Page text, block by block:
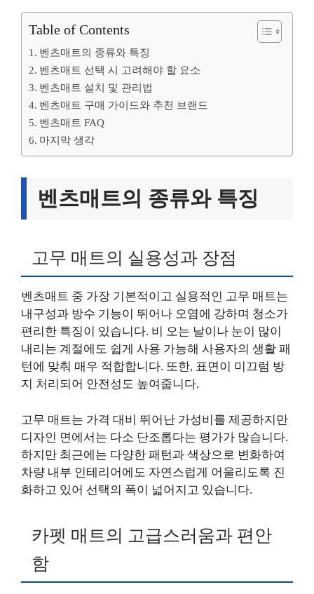
Table of Contents
벤츠매트의 종류와 특징
벤츠매트 선택 시 고려해야 할 요소
벤츠매트 설치 및 관리법
벤츠매트 구매 가이드와 추천 브랜드
벤츠매트 FAQ
마지막 생각
벤츠매트의 종류와 특징
고무 매트의 실용성과 장점
벤츠매트 중 가장 기본적이고 실용적인 고무 매트는
내구성과 방수 기능이 뛰어나 오염에 강하며 청소가
편리한 특징이 있습니다. 비 오는 날이나 눈이 많이
내리는 계절에도 쉽게 사용 가능해 사용자의 생활 패
턴에 맞춰 매우 적합합니다. 또한, 표면이 미끄럼 방
지 처리되어 안전성도 높여줍니다.
고무 매트는 가격 대비 뛰어난 가성비를 제공하지만
디자인 면에서는 다소 단조롭다는 평가가 많습니다.
하지만 최근에는 다양한 패턴과 색상으로 변화하여
차량 내부 인테리어에도 자연스럽게 어울리도록 진
화하고 있어 선택의 폭이 넓어지고 있습니다.
카펫 매트의 고급스러움과 편안
함